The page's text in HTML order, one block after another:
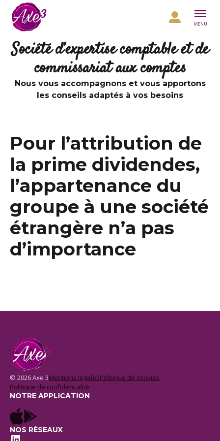
Aller au contenu
MENU
Société d’expertise comptable et de
commissariat aux comptes
Nous vous accompagnons et vous apportons
les conseils adaptés à vos besoins
Pour l’attribution de
la prime dividendes,
l’appartenance du
groupe à une société
étrangère n’a pas
d’importance
© 2026 Axe 3Mentions legalesPolitique de cookies
Politique de confidentialité
NOTRE APPLICATION
NOS RÉSEAUX